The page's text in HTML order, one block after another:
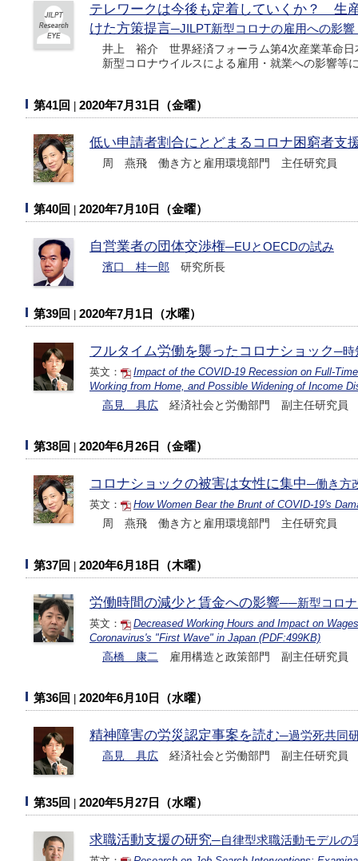
テレワークは今後も定着していくか？ 生
けた方策提言─JILPT新型コロナの雇用への影
井上 裕介 世界経済フォーラム第4次産業革命日
新型コロナウイルスによる雇用・就業への影響等
第41回 2020年7月31日（金曜）
低い申請者割合にとどまるコロナ困窮者支
周 燕飛 働き方と雇用環境部門 主任研究員
第40回 2020年7月10日（金曜）
自営業者の団体交渉権─EUとOECDの試み
濱口 桂一郎 研究所長
第39回 2020年7月1日（水曜）
フルタイム労働を襲ったコロナショック─時
英文：
Impact of the COVID-19 Recession on Full-
Working from Home, and Possible Widening of Income
高見 具広 経済社会と労働部門 副主任研究員
第38回 2020年6月26日（金曜）
コロナショックの被害は女性に集中─働き方
英文：
How Women Bear the Brunt of COVID-19's
周 燕飛 働き方と雇用環境部門 主任研究員
第37回 2020年6月18日（木曜）
労働時間の減少と賃金への影響──新型コロ
英文：
Decreased Working Hours and Impact on
Coronavirus's "First Wave" in Japan (PDF:499KB)
高橋 康二
雇用構造と政策部門 副主任研究員
第36回 2020年6月10日（水曜）
精神障害の労災認定事案を読む─過労死共同
高見 具広 経済社会と労働部門 副主任研究員
第35回 2020年5月27日（水曜）
求職活動支援の研究─自律型求職活動モデルの